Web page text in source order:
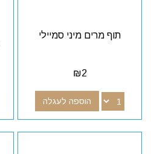
תוף מרים מיני סמיילי
₪2
הוספה לעגלה